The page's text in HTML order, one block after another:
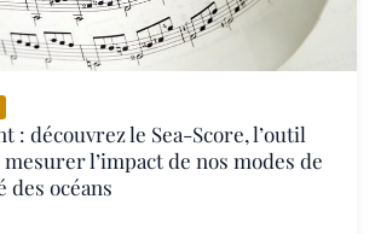
: découvrez le Sea-Score, l’outil
l’impact de nos modes de
des océans